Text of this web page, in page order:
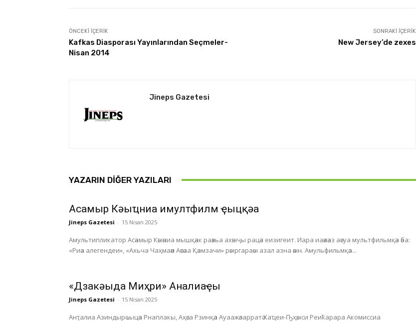
ÖNCEKI İÇERIK
Kafkas Diasporası Yayınlarından Seçmeler-
Nisan 2014
SONRAKI İÇERIK
New Jersey’de zexes
Jineps Gazetesi
YAZARIN DIĞER YAZILARI
Асҭамыр Кәыҵниа имултфилм ҿыцқәа
Jineps Gazetesi - 15 Nisan 2025
Амультипликатор Асәамыр Кәыәниа мышқәак раәхьа ахәыҷы рацәа еизигеит. Иара иаәиәаз аәсуа мультфильмқәа әба:
«Риәа алегендеи», «Ахьча Чаҳмаәи Аәсәаа Қәамзачи» рәыргараәы азал азна әәын. Амульфильмқәа...
«Дзакәыда Миҳри» Анҭалиаҿы
Jineps Gazetesi - 15 Nisan 2025
Анҭалиа Азиндырҩыцәа Рнаплакы, Аҳәса Рзинқәа Ауаажәларратә Хаҵеи-Ҧҳәыси Реиҟарара Акомиссиа